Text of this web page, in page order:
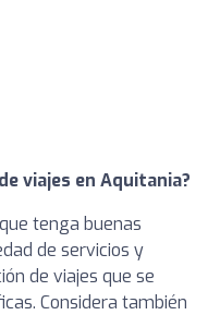
viajes en Aquitania?
tenga buenas
de servicios y
de viajes que se
Considera también